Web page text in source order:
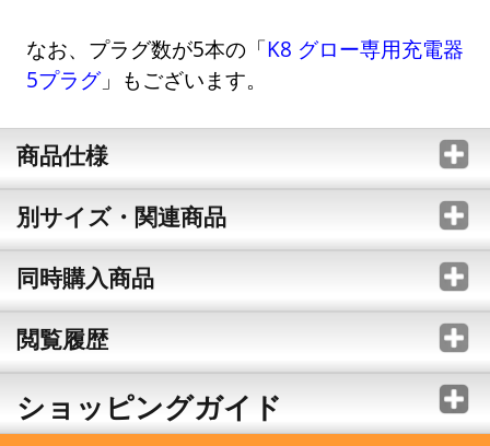
なお、プラグ数が5本の「K8 グロー専用充電器
5プラグ」もございます。
商品仕様
別サイズ・関連商品
同時購入商品
閲覧履歴
ショッピングガイド